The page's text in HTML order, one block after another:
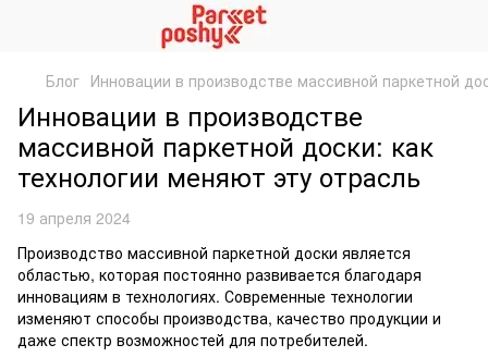
Блог Инновации в производстве массивной паркетной
Инновации в производстве
массивной паркетной доски: как
технологии меняют эту отрасль
19 апреля 2024
Производство массивной паркетной доски является
областью, которая постоянно развивается благодаря
инновациям в технологиях. Современные технологии
изменяют способы производства, качество продукции и
даже спектр возможностей для потребителей.